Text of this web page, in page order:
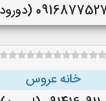
(دورود )
خانه عروس